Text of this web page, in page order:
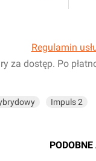
Regulamin
za dostęp. Po
Impuls 2